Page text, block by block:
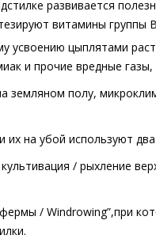
развивается
витамины группы
усвоению цыплятами
и прочие вредные
земляном полу,
на убой используют
культивация / рыхление
фермы / Windrowing”,при